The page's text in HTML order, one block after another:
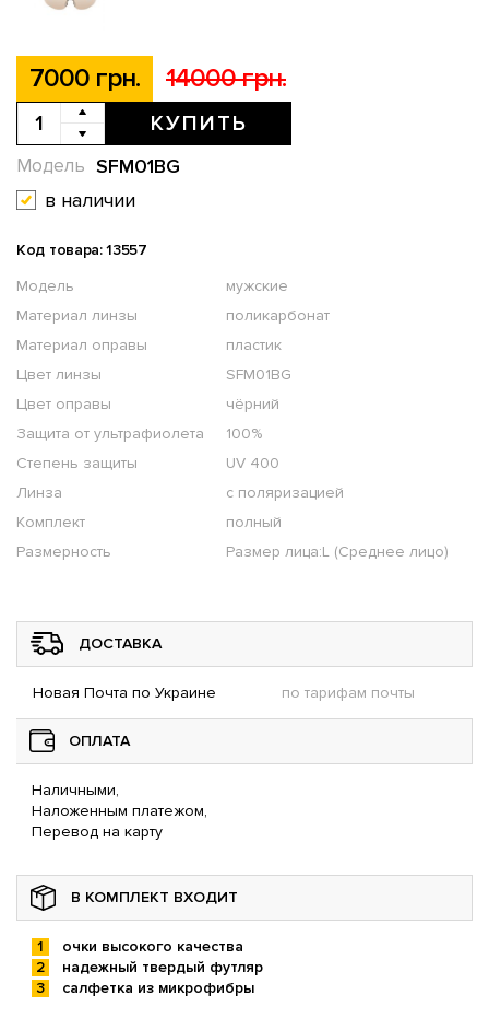
7000 грн. 14000 грн.
КУПИТЬ
SFM01BG
Модель
в наличии
Код товара: 13557
Модель
мужские
Материал линзы
поликарбонат
Материал оправы
пластик
Цвет линзы
SFM01BG
Цвет оправы
чёрний
Защита от ультрафиолета
100%
Степень защиты
UV 400
Линза
с поляризацией
Комплект
полный
Размерность
Размер лица:L (Среднее лицо)
ДОСТАВКА
Новая Почта по Украине по тарифам почты
ОПЛАТА
Наличными,
Наложенным платежом,
Перевод на карту
В КОМПЛЕКТ ВХОДИТ
очки высокого качества
надежный твердый футляр
салфетка из микрофибры